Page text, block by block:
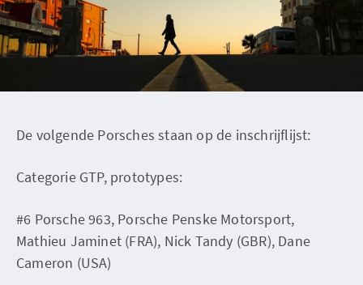
De volgende Porsches staan op de inschrijflijst:
Categorie GTP, prototypes:
#6 Porsche 963, Porsche Penske Motorsport,
Mathieu Jaminet (FRA), Nick Tandy (GBR), Dane
Cameron (USA)